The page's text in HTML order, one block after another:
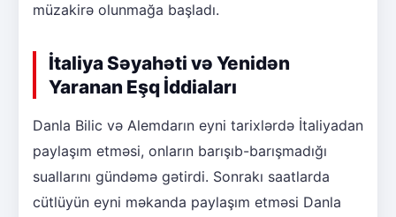
müzakirə olunmağa başladı.
İtaliya Səyahəti və Yenidən
Yaranan Eşq İddiaları
Danla Bilic və Alemdarın eyni tarixlərdə İtaliyadan
paylaşım etməsi, onların barışıb-barışmadığı
suallarını gündəmə gətirdi. Sonrakı saatlarda
cütlüyün eyni məkanda paylaşım etməsi Danla